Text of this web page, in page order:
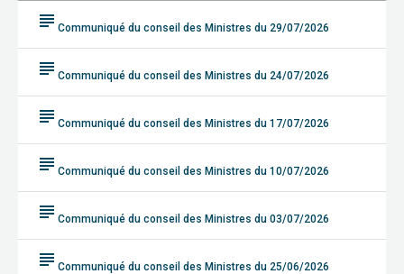
subject Communiqué du conseil des Ministres du 29/07/2026
subject Communiqué du conseil des Ministres du 24/07/2026
subject Communiqué du conseil des Ministres du 17/07/2026
subject Communiqué du conseil des Ministres du 10/07/2026
subject Communiqué du conseil des Ministres du 03/07/2026
subject Communiqué du conseil des Ministres du 25/06/2026